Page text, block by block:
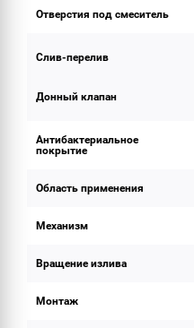
Отверстия под смеситель
Слив-перелив
Донный клапан
Антибактериальное
покрытие
Область применения
Механизм
Вращение излива
Монтаж